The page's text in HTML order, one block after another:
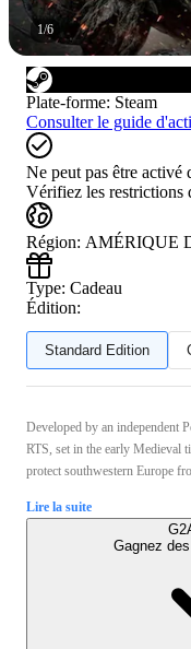
1/6
Plate-forme: Steam
Consulter le guide
Ne peut pas être activé
Vérifiez les restrictions
Région: AMÉRIQUE
Type: Cadeau
Édition:
Standard Edition
Developed by an independent
RTS, set in the early Medieval
protect southwestern Europe
Lire la suite
Gagnez